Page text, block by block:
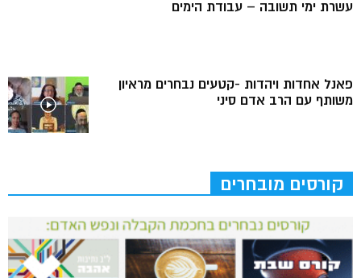
עשרת ימי תשובה – עבודת הימים
פאנל אחדות ויהדות -קטעים נבחרים מראיון
משותף עם הרב אדם סיני
קורסים מובחרים